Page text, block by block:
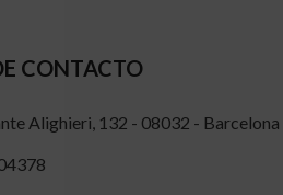
CONTACTO
Alighieri, 132 - 08032 - Barcelona